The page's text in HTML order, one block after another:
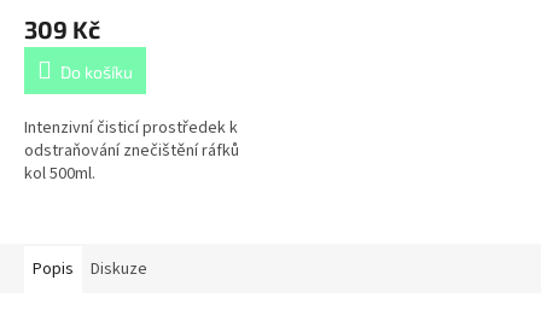
309 Kč
Do košíku
Intenzivní čisticí prostředek k
odstraňování znečištění ráfků
kol 500ml.
Popis Diskuze